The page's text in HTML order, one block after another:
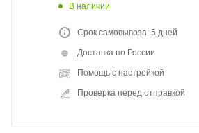
В наличии
Срок самовывоза: 5 дней
Доставка по России
Помощь с настройкой
Проверка перед отправкой